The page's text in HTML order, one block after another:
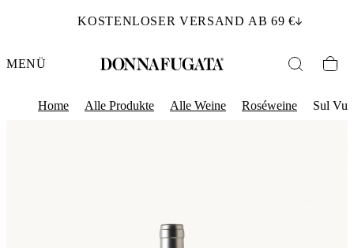
KOSTENLOSER VERSAND AB 69 €
MENÜ
Home Alle Produkte Alle Weine Roséweine Sul